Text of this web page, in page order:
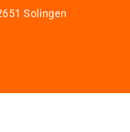
Solingen